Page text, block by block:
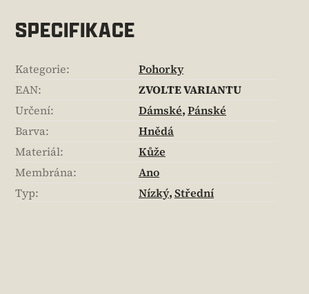
SPECIFIKACE
Kategorie:
Pohorky
EAN:
ZVOLTE VARIANTU
Určení: Dámské,Pánské
Barva:
Hnědá
Materiál:
Kůže
Membrána:
Ano
Typ: Nízký,Střední